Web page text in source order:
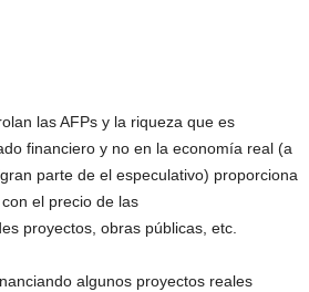
las AFPs y la riqueza que es
financiero y no en la economía real (a
parte de el especulativo) proporciona
el precio de las
proyectos, obras públicas, etc.
algunos proyectos reales